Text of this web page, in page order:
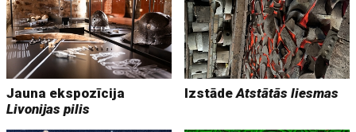
Jauna ekspozīcija
Livonijas pilis
IzstādeAtstātās liesmas